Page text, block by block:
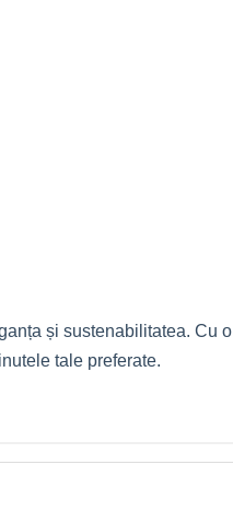
și sustenabilitatea. Cu o
tale preferate.